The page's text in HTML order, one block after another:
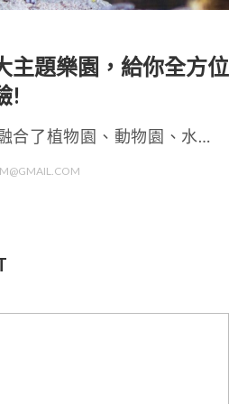
主題樂園，給你全方位
!
合了植物園、動物園、水…